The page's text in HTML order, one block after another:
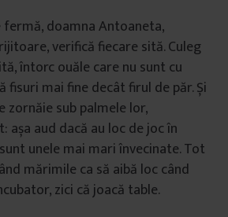
doamna Antoaneta,
verifică fiecare sită. Culeg
întorc ouăle care nu sunt cu
fisuri mai fine decât firul de păr. Și
zornăie sub palmele lor,
așa aud dacă au loc de joc în
unele mai mari învecinate. Tot
mărimile ca să aibă loc când
zici că joacă table.